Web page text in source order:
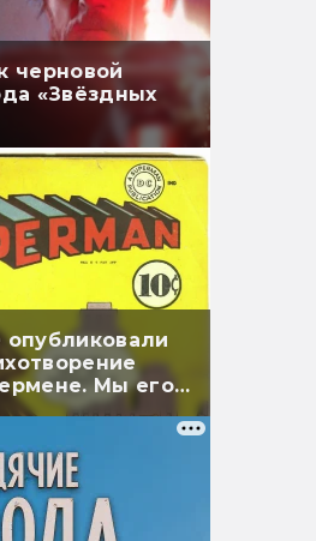
черновой
«Звёздных
опубликовали
Мы его